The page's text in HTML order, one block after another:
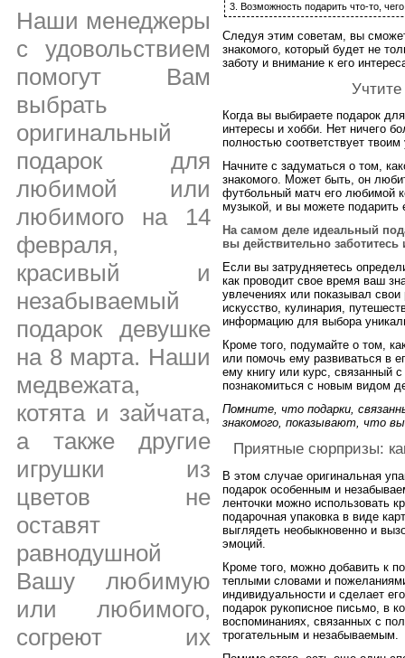
Наши менеджеры
с удовольствием
помогут Вам
выбрать
оригинальный
подарок для
любимой или
любимого на 14
февраля,
красивый и
незабываемый
подарок девушке
на 8 марта. Наши
медвежата,
котята и зайчата,
а также другие
игрушки из
цветов не
оставят
равнодушной
Вашу любимую
или любимого,
согреют их
3. Возможность подарить что-то,
Следуя этим советам, вы
знакомого, который будет не
заботу и внимание к его
Когда вы выбираете подарок
интересы и хобби. Нет ничего
полностью соответствует
Начните с задуматься о том,
знакомого. Может быть, он
футбольный матч его любимой
музыкой, и вы можете подарить
На самом деле идеальный
вы действительно заботитесь
Если вы затрудняетесь
как проводит свое время ваш
увлечениях или показывал
искусство, кулинария,
информацию для выбора
Кроме того, подумайте о том,
или помочь ему развиваться в
ему книгу или курс, связанный
познакомиться с новым видом
Помните, что подарки,
знакомого, показывают, что
Приятные сюрпризы:
В этом случае оригинальная
подарок особенным и
ленточки можно использовать
подарочная упаковка в виде
выглядеть необыкновенно и
эмоций.
Кроме того, можно добавить к
теплыми словами и
индивидуальности и сделает
подарок рукописное письмо, в
воспоминаниях, связанных с
трогательным и незабываемым.